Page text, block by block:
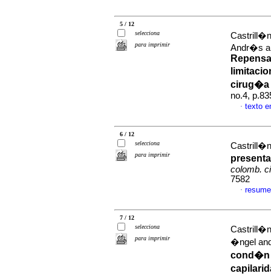
5 / 12
selecciona
para imprimir
Andr�s
cirug�a
no.4,
· texto
6 / 12
selecciona
para imprimir
colomb.
7582
·
7 / 12
selecciona
para imprimir
�ngel
cond�n